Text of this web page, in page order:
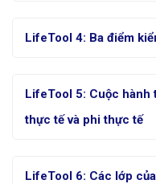
LifeTool 4: Ba điểm
LifeTool 5: Cuộc
thực tế và phi thực tế
LifeTool 6: Các lớp